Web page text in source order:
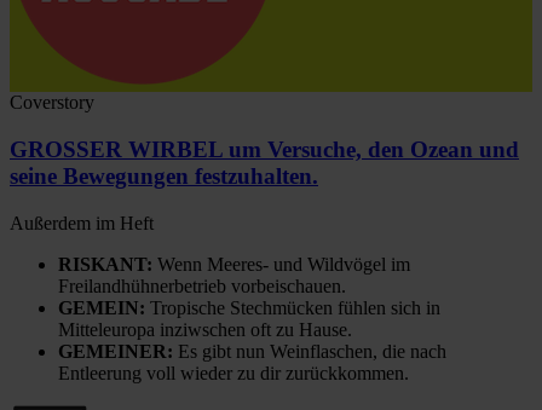
Coverstory
GROSSER WIRBEL um Versuche, den Ozean und
seine Bewegungen festzuhalten.
Außerdem im Heft
RISKANT: Wenn Meeres- und Wildvögel im
Freilandhühnerbetrieb vorbeischauen.
GEMEIN: Tropische Stechmücken fühlen sich in
Mitteleuropa inziwschen oft zu Hause.
GEMEINER: Es gibt nun Weinflaschen, die nach
Entleerung voll wieder zu dir zurückkommen.